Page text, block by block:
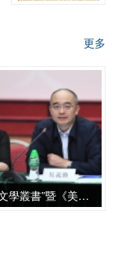
更多
“澳門文學叢書”暨《美麗澳門》座談會